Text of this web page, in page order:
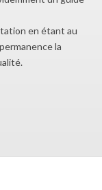
en étant au
la